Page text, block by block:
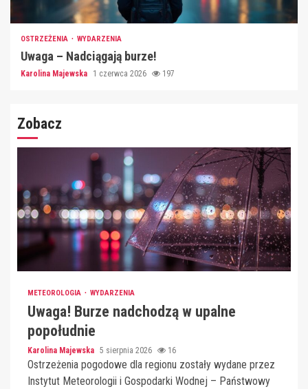
OSTRZEŻENIA WYDARZENIA
Uwaga – Nadciągają burze!
Karolina Majewska 1 czerwca 2026 197
Zobacz
METEOROLOGIA WYDARZENIA
Uwaga! Burze nadchodzą w upalne
popołudnie
Karolina Majewska 5 sierpnia 2026 16
Ostrzeżenia pogodowe dla regionu zostały wydane przez
Instytut Meteorologii i Gospodarki Wodnej – Państwowy